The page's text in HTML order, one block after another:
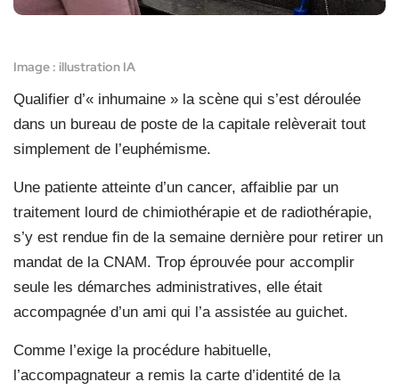
Image : illustration IA
Qualifier d’« inhumaine » la scène qui s’est déroulée
dans un bureau de poste de la capitale relèverait tout
simplement de l’euphémisme.
Une patiente atteinte d’un cancer, affaiblie par un
traitement lourd de chimiothérapie et de radiothérapie,
s’y est rendue fin de la semaine dernière pour retirer un
mandat de la CNAM. Trop éprouvée pour accomplir
seule les démarches administratives, elle était
accompagnée d’un ami qui l’a assistée au guichet.
Comme l’exige la procédure habituelle,
l’accompagnateur a remis la carte d’identité de la